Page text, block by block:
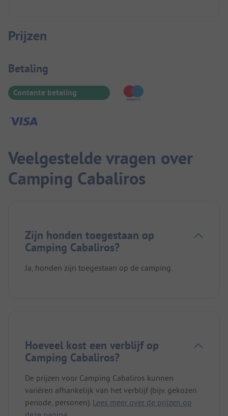
Prijzen
Betaalinformatie
Betaling
Contante betaling
Veelgestelde vragen over
Camping Cabaliros
Zijn honden toegestaan op
Camping Cabaliros?
Ja, honden zijn toegestaan op de camping.
Hoeveel kost een verblijf op
Camping Cabaliros?
De prijzen voor Camping Cabaliros kunnen
variëren afhankelijk van het verblijf (bijv. gekozen
periode, personen). Lees meer over de prijzen op